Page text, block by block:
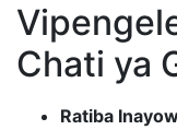
Chati ya
Ratiba